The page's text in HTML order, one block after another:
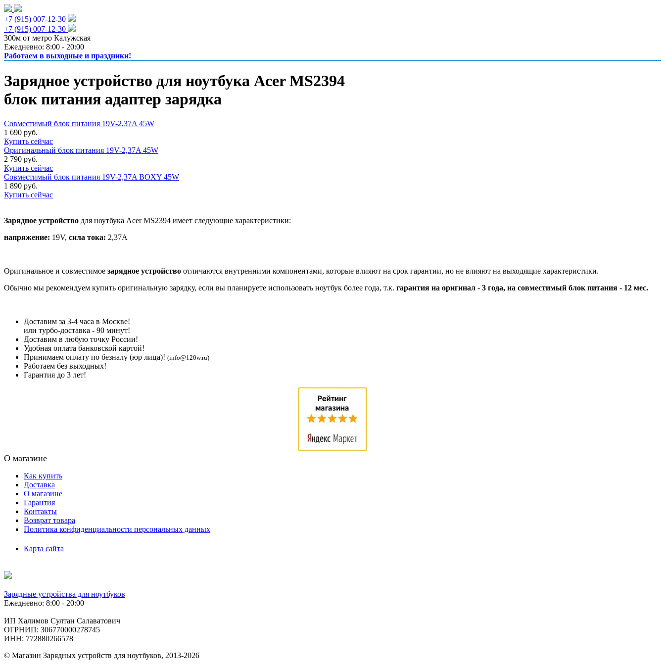
+7 (915) 007-12-30
+7 (915) 007-12-30
300м от метро Калужская
Ежедневно: 8:00 - 20:00
Работаем в выходные и праздники!
Зарядное устройство для ноутбука Acer MS2394
блок питания адаптер зарядка
Совместимый блок питания 19V-2,37A 45W
1 690 руб.
Купить сейчас
Оригинальный блок питания 19V-2,37A 45W
2 790 руб.
Купить сейчас
Совместимый блок питания 19V-2,37A BOXY 45W
1 890 руб.
Купить сейчас
Зарядное устройство для ноутбука Acer MS2394 имеет следующие характеристики:
напряжение: 19V, сила тока: 2,37A
Оригинальное и совместимое зарядное устройство отличаются внутренними компонентами, которые влияют на срок гарантии, но не влияют на выходящие характеристики.
Обычно мы рекомендуем купить оригинальную зарядку, если вы планируете использовать ноутбук более года, т.к. гарантия на оригинал - 3 года, на совместимый блок питания - 12 мес.
Доставим за 3-4 часа в Москве!
или турбо-доставка - 90 минут!
Доставим в любую точку России!
Удобная оплата банковской картой!
Принимаем оплату по безналу (юр лица)! (info@120w.ru)
Работаем без выходных!
Гарантия до 3 лет!
О магазине
Как купить
Доставка
О магазине
Гарантия
Контакты
Возврат товара
Политика конфиденциальности персональных данных
Карта сайта
Зарядные устройства для ноутбуков
Ежедневно: 8:00 - 20:00
ИП Халимов Султан Салаватович
ОГРНИП: 306770000278745
ИНН: 772880266578
© Магазин Зарядных устройств для ноутбуков, 2013-2026